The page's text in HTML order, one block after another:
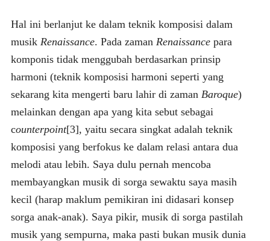
Hal ini berlanjut ke dalam teknik komposisi dalam
musik Renaissance. Pada zaman Renaissancepara
komponis tidak menggubah berdasarkan prinsip
harmoni (teknik komposisi harmoni seperti yang
sekarang kita mengerti baru lahir di zaman Baroque)
melainkan dengan apa yang kita sebut sebagai
counterpoint[3], yaitu secara singkat adalah teknik
komposisi yang berfokus ke dalam relasi antara dua
melodi atau lebih. Saya dulu pernah mencoba
membayangkan musik di sorga sewaktu saya masih
kecil (harap maklum pemikiran ini didasari konsep
sorga anak-anak). Saya pikir, musik di sorga pastilah
musik yang sempurna, maka pasti bukan musik dunia